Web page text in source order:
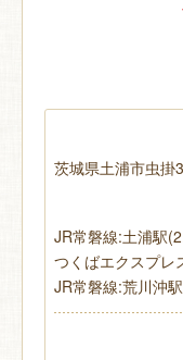
茨城県土浦市虫掛
JR常磐線:土浦駅
つくばエクスプレ
JR常磐線:荒川沖